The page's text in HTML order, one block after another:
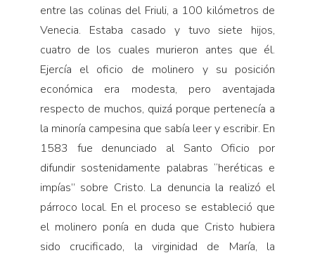
entre las colinas del Friuli, a 100 kilómetros de
Venecia. Estaba casado y tuvo siete hijos,
cuatro de los cuales murieron antes que él.
Ejercía el oficio de molinero y su posición
económica era modesta, pero aventajada
respecto de muchos, quizá porque pertenecía a
la minoría campesina que sabía leer y escribir. En
1583 fue denunciado al Santo Oficio por
difundir sostenidamente palabras “heréticas e
impías” sobre Cristo. La denuncia la realizó el
párroco local. En el proceso se estableció que
el molinero ponía en duda que Cristo hubiera
sido crucificado, la virginidad de María, la